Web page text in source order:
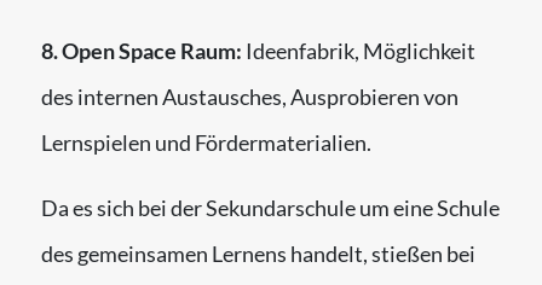
8. Open Space Raum: Ideenfabrik, Möglichkeit
des internen Austausches, Ausprobieren von
Lernspielen und Fördermaterialien.
Da es sich bei der Sekundarschule um eine Schule
des gemeinsamen Lernens handelt, stießen bei